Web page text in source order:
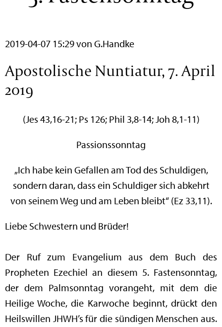
2019-04-07 15:29von G.Handke
Apostolische Nuntiatur, 7. April
2019
(Jes 43,16-21; Ps 126; Phil 3,8-14; Joh 8,1-11)
Passionssonntag
„Ich habe kein Gefallen am Tod des Schuldigen,
sondern daran, dass ein Schuldiger sich abkehrt
von seinem Weg und am Leben bleibt“ (Ez 33,11).
Liebe Schwestern und Brüder!
Der Ruf zum Evangelium aus dem Buch des
Propheten Ezechiel an diesem 5. Fastensonntag,
der dem Palmsonntag vorangeht, mit dem die
Heilige Woche, die Karwoche beginnt, drückt den
Heilswillen JHWH’s für die sündigen Menschen aus.